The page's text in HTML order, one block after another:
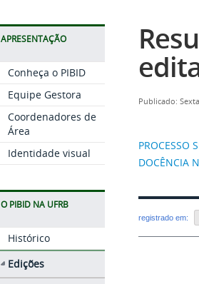
APRESENTAÇÃO
Conheça o PIBID
Equipe Gestora
Coordenadores de
Área
Identidade visual
O PIBID NA UFRB
Histórico
Edições
Publicado:
PROCESSO
DOCÊNCIA
registrado em: